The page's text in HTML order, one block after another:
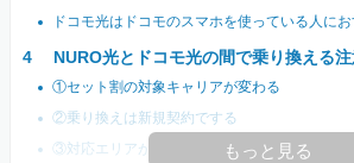
ドコモ光はドコモのスマホを使っている人にお
NURO光とドコモ光の間で乗り換える
①セット割の対象キャリアが変わる
②乗り換えは新規契約でする
③対応エリアが違う
もっと見る